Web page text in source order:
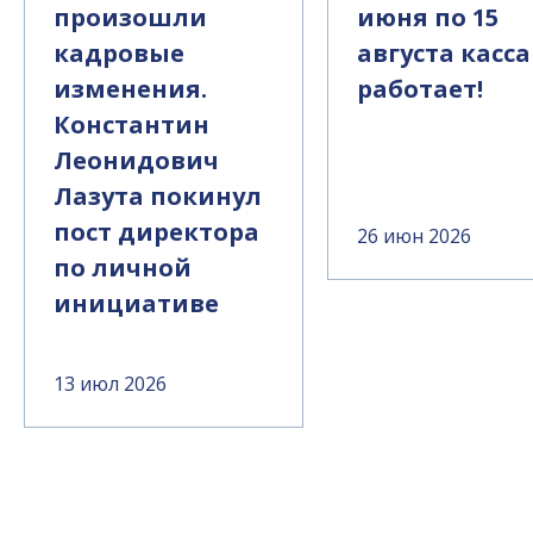
произошли
кадровые
изменения.
Константин
Леонидович
Лазута покинул
пост директора
по личной
инициативе
13 июл 2026
июня по 15
августа
работает!
26 июн 2026